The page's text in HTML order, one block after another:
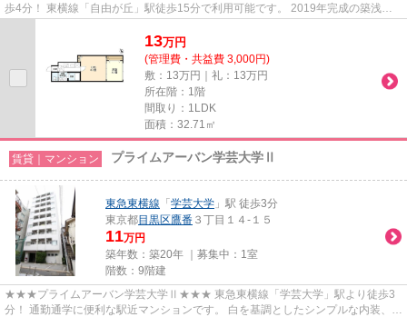
歩4分！ 東横線「自由が丘」駅徒歩15分で利用可能です。 2019年完成の築浅マ
13万円
(管理費・共益費 3,000円)
敷：13万円｜礼：13万円
所在階：1階
間取り：1LDK
面積：32.71㎡
賃貸｜マンション プライムアーバン学芸大学Ⅱ
東急東横線 「 学芸大学 」駅 徒歩3分
東京都目黒区鷹番 ３丁目１４-１５
11万円
築年数：築20年 ｜募集中： 1室
階数：9階建
★★★プライムアーバン学芸大学Ⅱ★★★ 東急東横線「学芸大学」駅より徒歩3
分！ 通勤通学に便利な駅近マンションです。 白を基調としたシンプルな内装、可